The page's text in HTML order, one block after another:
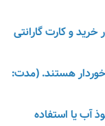
خرید و کارت گارانتی
هستند. (مدت:
آب یا استفاده